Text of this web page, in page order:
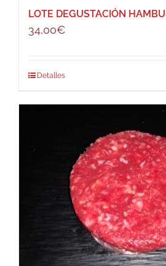
LOTE DEGUSTACIÓN
34,00€
Detalles